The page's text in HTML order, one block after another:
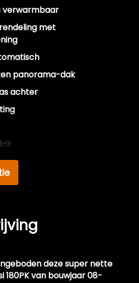
verwarmbaar
met
panorama-dak
achter
18"
deze super nette
180PK van bouwjaar 08-